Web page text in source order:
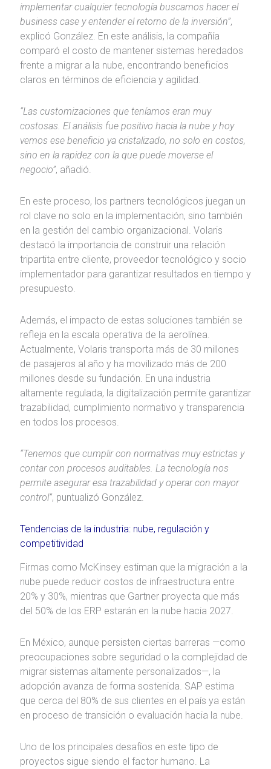
implementar cualquier tecnología buscamos hacer el
business case y entender el retorno de la inversión”,
explicó González. En este análisis, la compañía
comparó el costo de mantener sistemas heredados
frente a migrar a la nube, encontrando beneficios
claros en términos de eficiencia y agilidad.
“Las customizaciones que teníamos eran muy
costosas. El análisis fue positivo hacia la nube y hoy
vemos ese beneficio ya cristalizado, no solo en costos,
sino en la rapidez con la que puede moverse el
negocio”, añadió.
En este proceso, los partners tecnológicos juegan un
rol clave no solo en la implementación, sino también
en la gestión del cambio organizacional. Volaris
destacó la importancia de construir una relación
tripartita entre cliente, proveedor tecnológico y socio
implementador para garantizar resultados en tiempo y
presupuesto.
Además, el impacto de estas soluciones también se
refleja en la escala operativa de la aerolínea.
Actualmente, Volaris transporta más de 30 millones
de pasajeros al año y ha movilizado más de 200
millones desde su fundación. En una industria
altamente regulada, la digitalización permite garantizar
trazabilidad, cumplimiento normativo y transparencia
en todos los procesos.
“Tenemos que cumplir con normativas muy estrictas y
contar con procesos auditables. La tecnología nos
permite asegurar esa trazabilidad y operar con mayor
control”, puntualizó González.
Tendencias de la industria: nube, regulación y
competitividad
Firmas como McKinsey estiman que la migración a la
nube puede reducir costos de infraestructura entre
20% y 30%, mientras que Gartner proyecta que más
del 50% de los ERP estarán en la nube hacia 2027.
En México, aunque persisten ciertas barreras —como
preocupaciones sobre seguridad o la complejidad de
migrar sistemas altamente personalizados—, la
adopción avanza de forma sostenida. SAP estima
que cerca del 80% de sus clientes en el país ya están
en proceso de transición o evaluación hacia la nube.
Uno de los principales desafíos en este tipo de
proyectos sigue siendo el factor humano. La